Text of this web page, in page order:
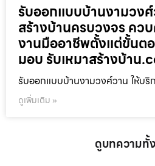
รับออกแบบบ้านงามวงศ์
สร้างบ้านครบวงจร คว
งานมืออาชีพตั้งแต่ขั้นต
มอบ รับเหมาสร้างบ้าน
รับออกแบบบ้านงามวงศ์วาน ให้บริ
ดูเพิ่มเติม »
ดูบทความทั้